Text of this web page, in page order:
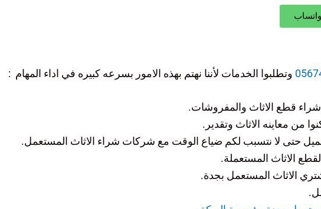
واتساب
وتطلبوا الخدمات لأننا نهتم بهذه الامور بسرعه كبيره في اداء المهام :
شراء قطع الاثاث والمفروشات.
من معاينه الاثاث وتقدير.
حتى لا نتسبب لكم ضياع الوقت مع شركات شراء الاثاث المستعمل.
الاثاث المستعملة.
الاثاث المستعمل بجدة.